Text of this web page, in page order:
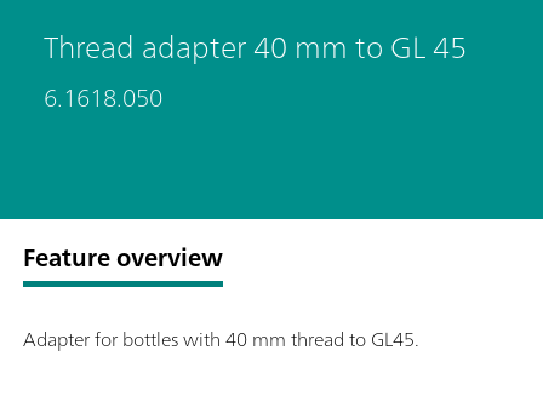
Thread adapter 40 mm to GL 45
6.1618.050
Feature overview
Adapter for bottles with 40 mm thread to GL45.